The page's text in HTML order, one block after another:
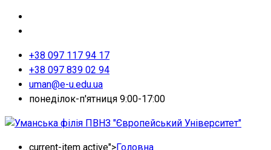
+38 097 117 94 17
+38 097 839 02 94
uman@e-u.edu.ua
понеділок-п'ятниця 9:00-17:00
current-item active">Головна